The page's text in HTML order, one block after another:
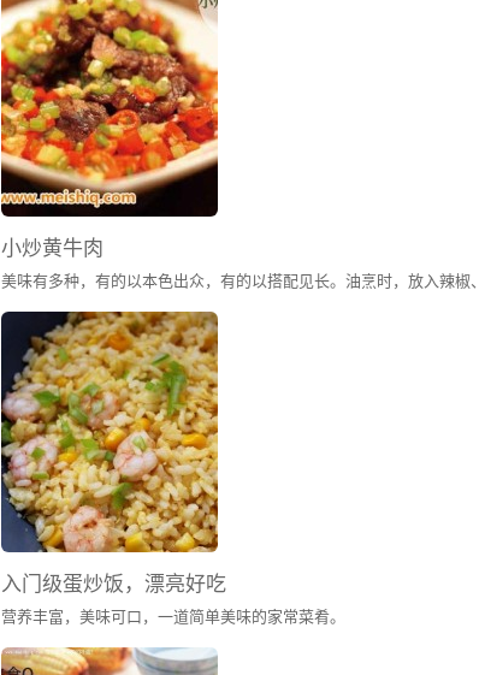
做法：
1. 带鱼收拾冲洗干净后，切成段，沥干水分。
3. 捞出沥油，放盘子里备用。
小炒黄牛肉
入门级蛋炒饭，漂亮好吃
营养丰富，美味可口，一道简单美味的家常菜肴。